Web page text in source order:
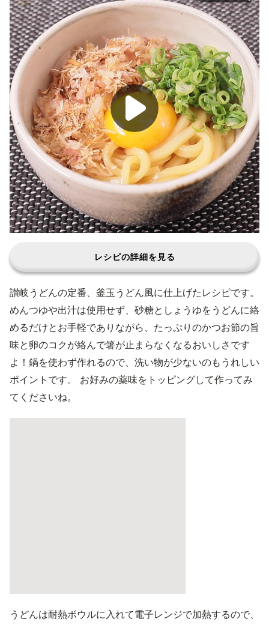
レシピの詳細を見る
讃岐うどんの定番、釜玉うどん風に仕上げたレシピです。
めんつゆや出汁は使用せず、砂糖としょうゆをうどんに絡
めるだけとお手軽でありながら、たっぷりのかつお節の旨
味と卵のコクが絡んで箸が止まらなくなるおいしさです
よ！鍋を使わず作れるので、洗い物が少ないのもうれしい
ポイントです。 お好みの薬味をトッピングして作ってみ
てくださいね。
うどんは耐熱ボウルに入れて電子レンジで加熱するので、